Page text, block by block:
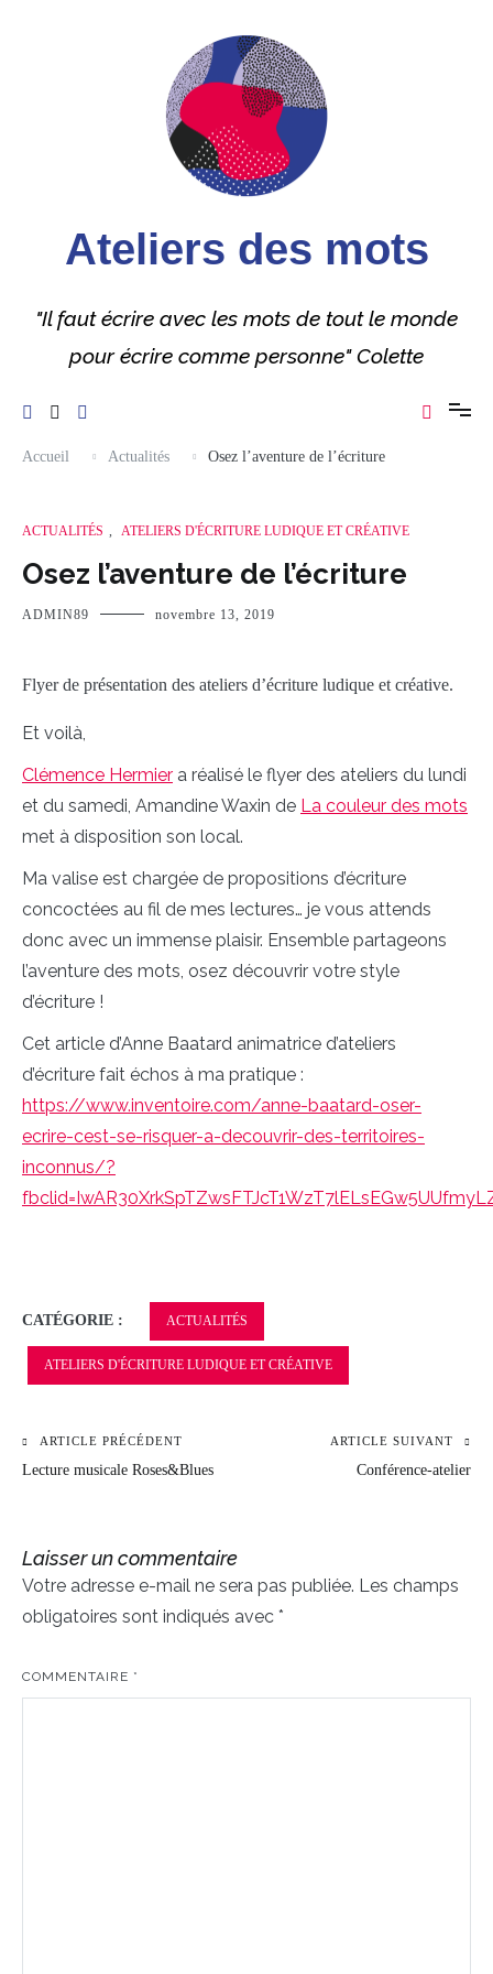
Ateliers des mots
"Il faut écrire avec les mots de tout le monde
pour écrire comme personne" Colette
Accueil Actualités Osez l’aventure de l’écriture
ACTUALITÉS , ATELIERS D'ÉCRITURE LUDIQUE ET CRÉATIVE
Osez l’aventure de l’écriture
ADMIN89 novembre 13, 2019
Flyer de présentation des ateliers d’écriture ludique et créative.
Et voilà,
Clémence Hermier a réalisé le flyer des ateliers du lundi
et du samedi, Amandine Waxin de La couleur des mots
met à disposition son local.
Ma valise est chargée de propositions d’écriture
concoctées au fil de mes lectures… je vous attends
donc avec un immense plaisir. Ensemble partageons
l’aventure des mots, osez découvrir votre style
d’écriture !
Cet article d’Anne Baatard animatrice d’ateliers
d’écriture fait échos à ma pratique :
https://www.inventoire.com/anne-baatard-oser-
ecrire-cest-se-risquer-a-decouvrir-des-territoires-
inconnus/?
CATÉGORIE : ACTUALITÉS
ATELIERS D'ÉCRITURE LUDIQUE ET CRÉATIVE
Navigation
ARTICLE PRÉCÉDENT
Lecture musicale Roses&Blues
ARTICLE SUIVANT
Conférence-atelier
Laisser un commentaire
Votre adresse e-mail ne sera pas publiée. Les champs
obligatoires sont indiqués avec *
COMMENTAIRE *